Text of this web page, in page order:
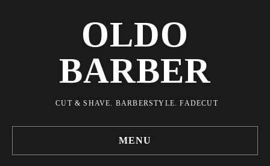
OLDO
BARBER
CUT & SHAVE. BARBERSTYLE. FADECUT
MENU